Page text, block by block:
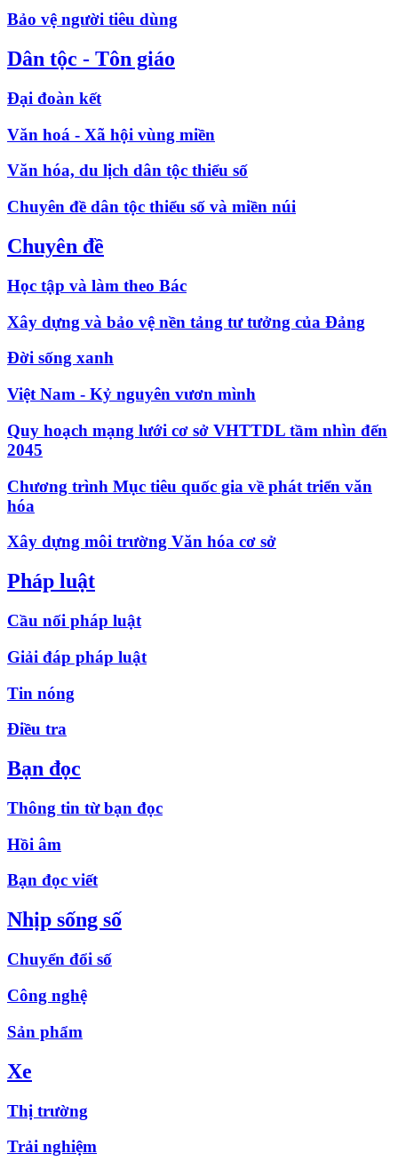
Bảo vệ người tiêu dùng
Dân tộc - Tôn giáo
Đại đoàn kết
Văn hoá - Xã hội vùng miền
Văn hóa, du lịch dân tộc thiểu số
Chuyên đề dân tộc thiểu số và miền núi
Chuyên đề
Học tập và làm theo Bác
Xây dựng và bảo vệ nền tảng tư tưởng của Đảng
Đời sống xanh
Việt Nam - Kỷ nguyên vươn mình
Quy hoạch mạng lưới cơ sở VHTTDL tầm nhìn đến
2045
Chương trình Mục tiêu quốc gia về phát triển văn
hóa
Xây dựng môi trường Văn hóa cơ sở
Pháp luật
Cầu nối pháp luật
Giải đáp pháp luật
Tin nóng
Điều tra
Bạn đọc
Thông tin từ bạn đọc
Hồi âm
Bạn đọc viết
Nhịp sống số
Chuyển đổi số
Công nghệ
Sản phẩm
Xe
Thị trường
Trải nghiệm